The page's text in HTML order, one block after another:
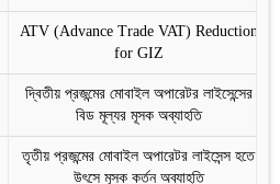
ATV (Advance Trade VAT) Reduction
for GIZ
দ্বিতীয় প্রজন্মের মোবাইল অপারেটর লাইসেন্সের
বিড মূল্যর মূসক অব্যাহতি
তৃতীয় প্রজন্মের মোবাইল অপারেটর লাইসেন্স হতে
উৎসে মূসক কর্তন অব্যাহতি